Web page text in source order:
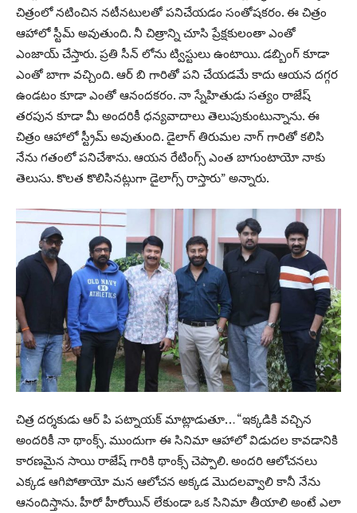
చిత్రంలో నటించిన నటీనటులతో పనిచేయడం సంతోషకరం. ఈ చిత్రం
ఆహాలో స్టీమ్ అవుతుంది. నీ చిత్రాన్ని చూసి ప్రేక్షకులంతా ఎంతో
ఎంజాయ్ చేస్తారు. ప్రతి సీన్ లోను ట్విస్టులు ఉంటాయి. డబ్బింగ్ కూడా
ఎంతో బాగా వచ్చింది. ఆర్ బి గారితో పని చేయడమే కాదు ఆయన దగ్గర
ఉండటం కూడా ఎంతో ఆనందకరం. నా స్నేహితుడు సత్యం రాజేష్
తరపున కూడా మీ అందరికీ ధన్యవాదాలు తెలుపుకుంటున్నాను. ఈ
చిత్రం ఆహాలో స్ట్రీమ్ అవుతుంది. డైలాగ్ తిరుమల నాగ్ గారితో కలిసి
నేను గతంలో పనిచేశాను. ఆయన రేటింగ్స్ ఎంత బాగుంటాయో నాకు
తెలుసు. కొలత కొలిసినట్లుగా డైలాగ్స్ రాస్తారు” అన్నారు.
చిత్ర దర్శకుడు ఆర్ పి పట్నాయక్ మాట్లాడుతూ… “ఇక్కడికి వచ్చిన
అందరికీ నా థాంక్స్. ముందుగా ఈ సినిమా ఆహాలో విడుదల కావడానికి
కారణమైన సాయి రాజేష్ గారికి థాంక్స్ చెప్పాలి. అందరి ఆలోచనలు
ఎక్కడ ఆగిపోతాయో మన ఆలోచన అక్కడ మొదలవ్వాలి కానీ నేను
ఆనందిస్తాను. హీరో హీరోయిన్ లేకుండా ఒక సినిమా తీయాలి అంటే ఎలా